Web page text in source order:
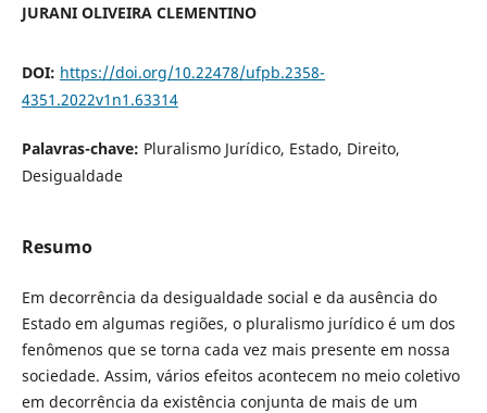
JURANI OLIVEIRA CLEMENTINO
DOI: https://doi.org/10.22478/ufpb.2358-
4351.2022v1n1.63314
Palavras-chave: Pluralismo Jurídico, Estado, Direito,
Desigualdade
Resumo
Em decorrência da desigualdade social e da ausência do
Estado em algumas regiões, o pluralismo jurídico é um dos
fenômenos que se torna cada vez mais presente em nossa
sociedade. Assim, vários efeitos acontecem no meio coletivo
em decorrência da existência conjunta de mais de um